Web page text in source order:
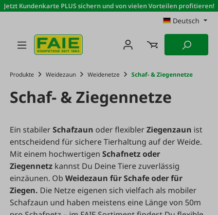
Zum Hauptinhalt springen
Jetzt Kundenkarte PLUS sichern und von vielen Vorteilen profitieren!
Deutsch
Produkte Weidezaun Weidenetze Schaf- & Ziegennetze
Schaf- & Ziegennetze
Ein stabilerSchafzaun oder flexiblerZiegenzaun ist
entscheidend für sichere Tierhaltung auf der Weide.
Mit einem hochwertigen Schafnetz oder
Ziegennetz kannst Du Deine Tiere zuverlässig
einzäunen. Ob Weidezaun für Schafe oder für
Ziegen. Die Netze eigenen sich vielfach als mobiler
Schafzaun und haben meistens eine Länge von 50m